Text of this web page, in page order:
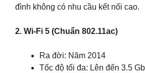
đình không có nhu cầu kết nối cao.
2. Wi-Fi 5 (Chuẩn 802.11ac)
Ra đời: Năm 2014
Tốc độ tối đa: Lên đến 3.5